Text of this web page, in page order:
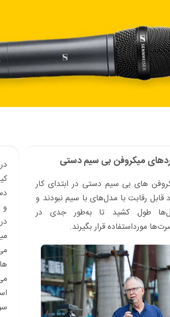
میکروفن بی سیم دستی
های بی سیم دستی در ابتدای کار
قابل رقابت با مدل‌های با سیم نبودند و
طول کشید تا ‌به‌طور جدی در
مورداستفاده قرار بگیرند.
و